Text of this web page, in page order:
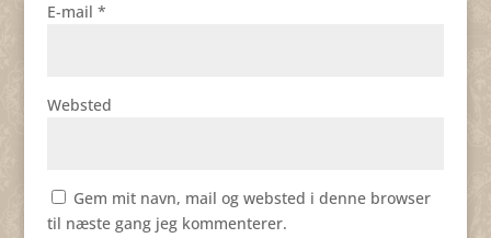
E-mail *
Websted
Gem mit navn, mail og websted i denne browser
til næste gang jeg kommenterer.